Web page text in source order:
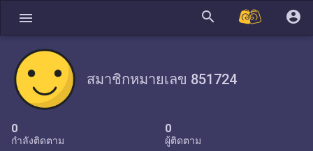
menu search account_circle
สมาชิกหมายเลข 851724
0
กำลังติดตาม
0
ผู้ติดตาม